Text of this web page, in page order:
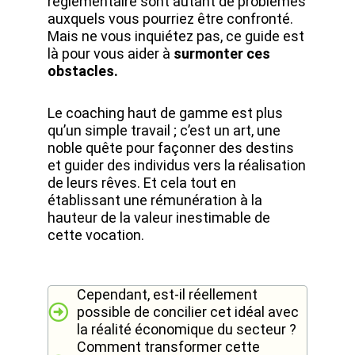
auxquels vous pourriez être confronté.
Mais ne vous inquiétez pas, ce guide est
là pour vous aider à surmonter ces
obstacles.
Le coaching haut de gamme est plus
qu’un simple travail ; c’est un art, une
noble quête pour façonner des destins
et guider des individus vers la réalisation
de leurs rêves. Et cela tout en
établissant une rémunération à la
hauteur de la valeur inestimable de
cette vocation.
Cependant, est-il réellement
possible de concilier cet idéal avec
la réalité économique du secteur ?
Comment transformer cette